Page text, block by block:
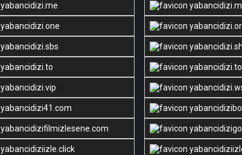
yabancidizi.me
yabancidizi.one
yabancidizi.sbs yabancidizi.sh
yabancidizi.to
yabancidizi.vip
yabancidizi41.com
yabancidizifilmizlesene.com
yabancidiziizle.click